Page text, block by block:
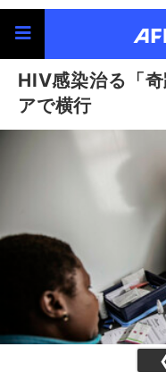
HIV感染治る「
アで横行